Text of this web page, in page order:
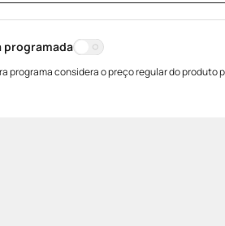
programada
programa considera o preço regular do produto